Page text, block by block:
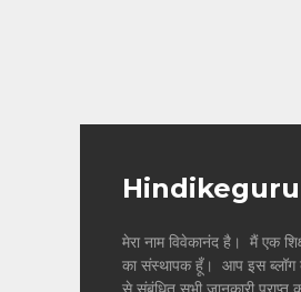
Hindikeguru
मेरा नाम विवेकानंद है। मैं एक
का संस्थापक हूँ। आप इस